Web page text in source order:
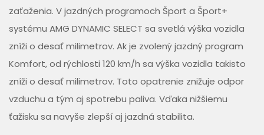
zaťaženia. V jazdných programoch Šport a Šport+
systému AMG DYNAMIC SELECT sa svetlá výška vozidla
zníži o desať milimetrov. Ak je zvolený jazdný program
Komfort, od rýchlosti 120 km/h sa výška vozidla takisto
zníži o desať milimetrov. Toto opatrenie znižuje odpor
vzduchu a tým aj spotrebu paliva. Vďaka nižšiemu
ťažisku sa navyše zlepší aj jazdná stabilita.